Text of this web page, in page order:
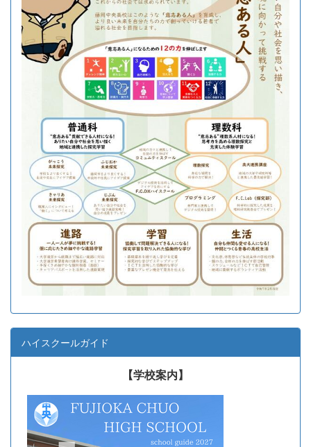
ハイスクールガイド
【学校案内】